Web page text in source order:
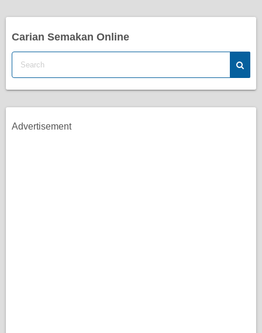
Carian Semakan Online
Advertisement